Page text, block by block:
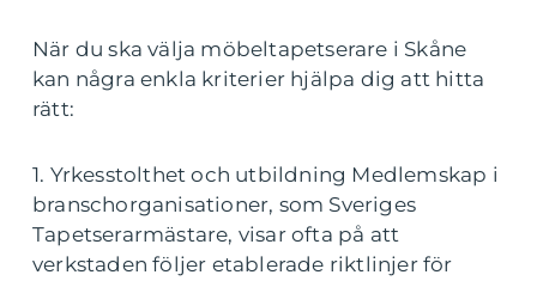
När du ska välja möbeltapetserare i Skåne
kan några enkla kriterier hjälpa dig att hitta
rätt:
1. Yrkesstolthet och utbildning Medlemskap i
branschorganisationer, som Sveriges
Tapetserarmästare, visar ofta på att
verkstaden följer etablerade riktlinjer för